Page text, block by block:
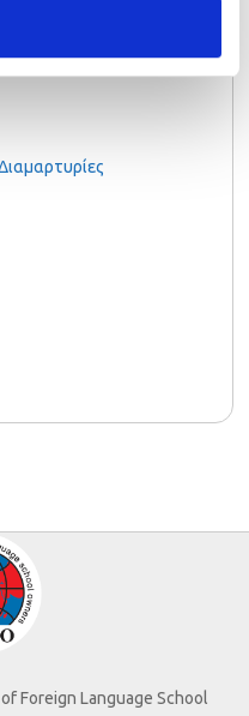
Foreign Language School